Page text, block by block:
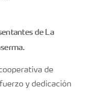
de La
de
y dedicación